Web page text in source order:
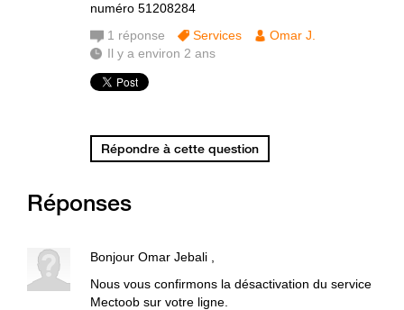
numéro 51208284
1 réponse Services
Omar J.
Il y a environ 2 ans
Répondre à cette question
Réponses
Bonjour Omar Jebali ,
Nous vous confirmons la désactivation du service
Mectoob sur votre ligne.